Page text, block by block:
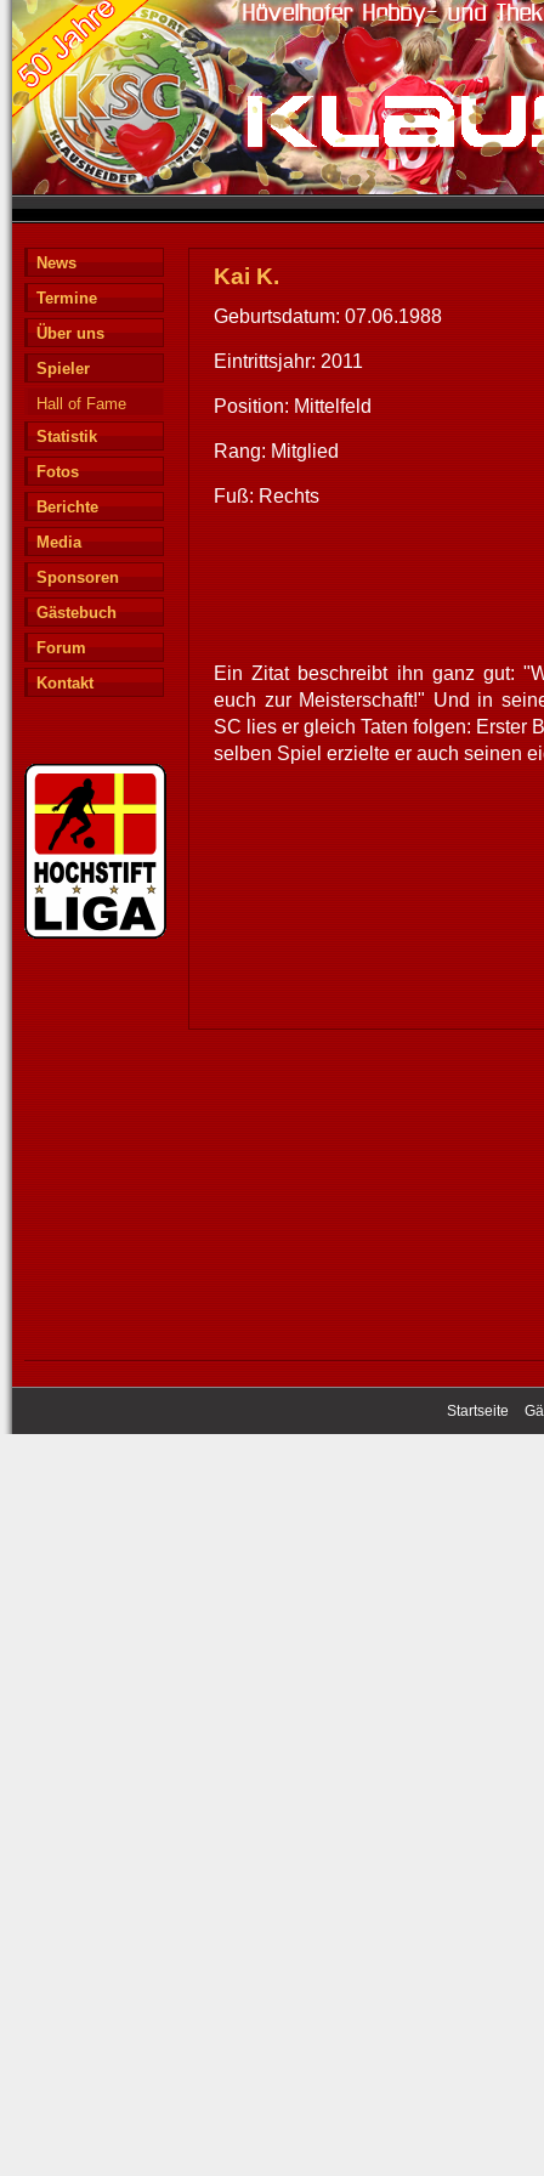
News
Termine
Über uns
Spieler
Hall of Fame
Statistik
Fotos
Berichte
Media
Sponsoren
Gästebuch
Forum
Kontakt
Kai K.
Geburtsdatum: 07.06.1988
Eintrittsjahr: 2011
Position: Mittelfeld
Rang: Mitglied
Fuß: Rechts
Ein Zitat beschreibt ihn ganz gut:
euch zur Meisterschaft!" Und in
SC lies er gleich Taten folgen: Erster
selben Spiel erzielte er auch seinen
Startseite